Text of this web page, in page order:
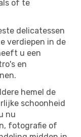
of te
delicatessen
verdiepen in de
u een
en
hemel de
schoonheid
nu
fotografie of